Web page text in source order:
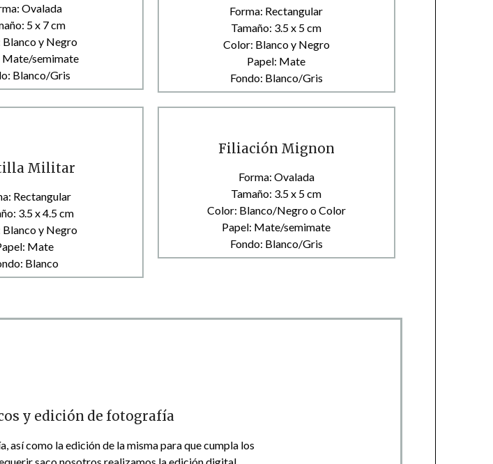
Ovalada
5 x 7 cm
Blanco y Negro
Mate/semimate
Blanco/Gris
Forma: Rectangular
Tamaño: 3.5 x 5 cm
Color: Blanco y Negro
Papel: Mate
Fondo: Blanco/Gris
Militar
Rectangular
3.5 x 4.5 cm
Blanco y Negro
Mate
Blanco
Filiación Mignon
Forma: Ovalada
Tamaño: 3.5 x 5 cm
Color: Blanco/Negro o Color
Papel: Mate/semimate
Fondo: Blanco/Gris
y edición de fotografía
como la edición de la misma para que cumpla los